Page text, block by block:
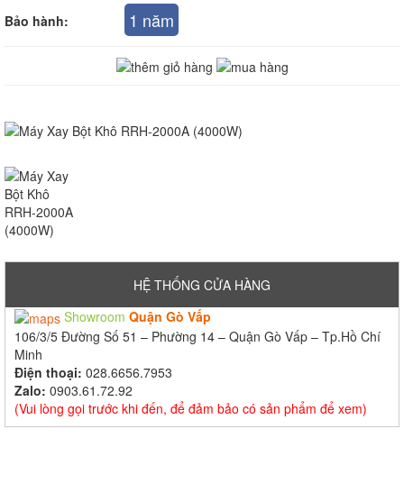
Bảo hành: 1 năm
HỆ THỐNG CỬA HÀNG
Showroom Quận Gò Vấp
106/3/5 Đường Số 51 – Phường 14 – Quận Gò Vấp – Tp.Hồ Chí
Minh
Điện thoại: 028.6656.7953
Zalo: 0903.61.72.92
(Vui lòng gọi trước khi đến, để đảm bảo có sản phẩm để xem)